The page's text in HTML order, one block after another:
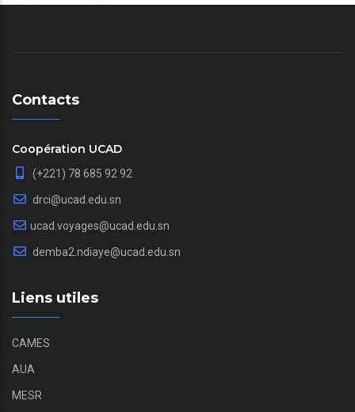
Contacts
Coopération UCAD
(+221) 78 685 92 92
drci@ucad.edu.sn
ucad.voyages@ucad.edu.sn
demba2.ndiaye@ucad.edu.sn
Liens utiles
CAMES
AUA
MESR